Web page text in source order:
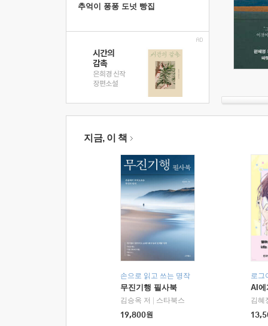
추억이 퐁퐁 도넛 빵집
지금, 이 책
손으로 읽고 쓰는 명작
무진기행 필사북
김승옥 저
스타북스
19,800원
로그
AI에
김혜